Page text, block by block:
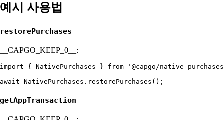
예시 사용법
restorePurchases
__CAPGO_KEEP_0__:
import { NativePurchases } from '@capgo/native-
getAppTransaction